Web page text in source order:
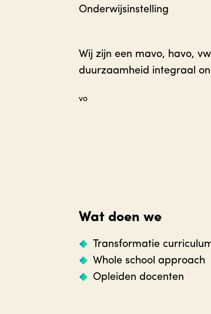
Onderwijsinstelling
Wij zijn een mavo, havo,
duurzaamheid integraal
vo
Wat doen we
Transformatie
Whole school approach
Opleiden docenten